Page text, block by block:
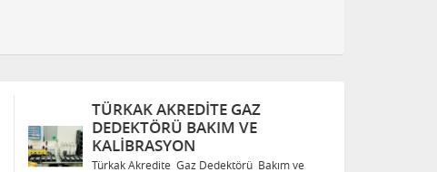
TÜRKAK AKREDITE GAZ
DEDEKTÖRÜ BAKIM VE
KALIBRASYON
Türkak Akredite Gaz Dedektörü Bakım ve